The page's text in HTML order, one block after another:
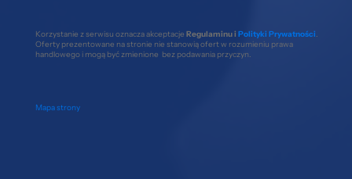
Korzystanie z serwisu oznacza akceptacje Regulaminu i Polityki Prywatności
Oferty prezentowane na stronie nie stanowią ofert w rozumieniu prawa
handlowego i mogą być zmienione bez podawania przyczyn.
Mapa strony